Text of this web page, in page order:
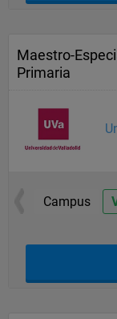
Maestro-
Primaria
Campus